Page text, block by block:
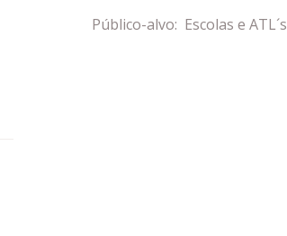
Público-alvo: Escolas e ATL´s